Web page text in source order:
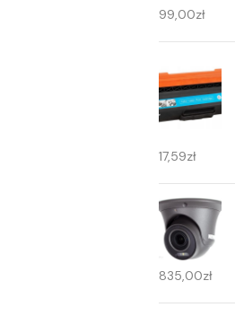
99,00zł
17,59zł
835,00zł